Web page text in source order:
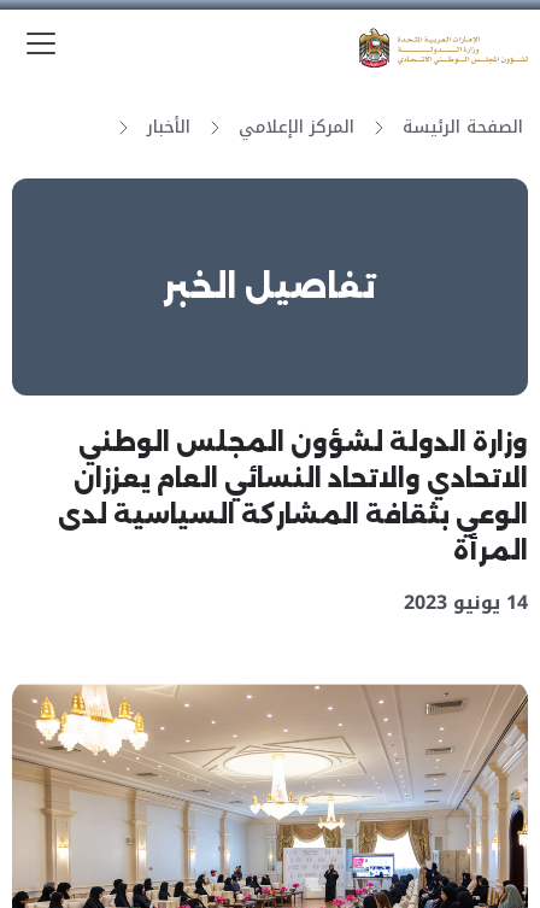
الصفحة الرئيسة المركز الإعلامي الأخبار
تفاصيل الخبر
وزارة الدولة لشؤون المجلس الوطني
الاتحادي والاتحاد النسائي العام يعززان
الوعي بثقافة المشاركة السياسية لدى
المرأة
14 يونيو 2023